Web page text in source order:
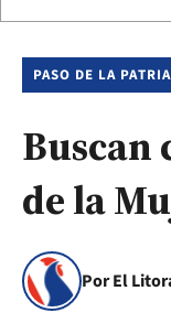
PASO DE LA PATRIA
Buscan
de la
Por El